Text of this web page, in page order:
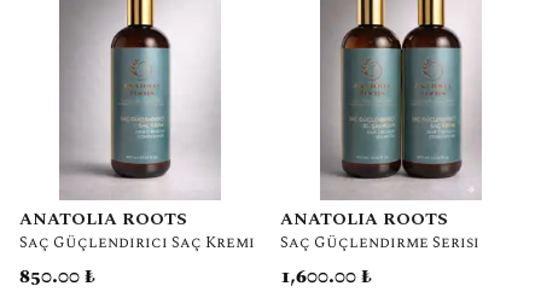
ANATOLIA ROOTS
Saç Güçlendirici Saç Kremi
850.00 ₺
ANATOLIA ROOTS
Saç Güçlendirme Serisi
1,600.00 ₺